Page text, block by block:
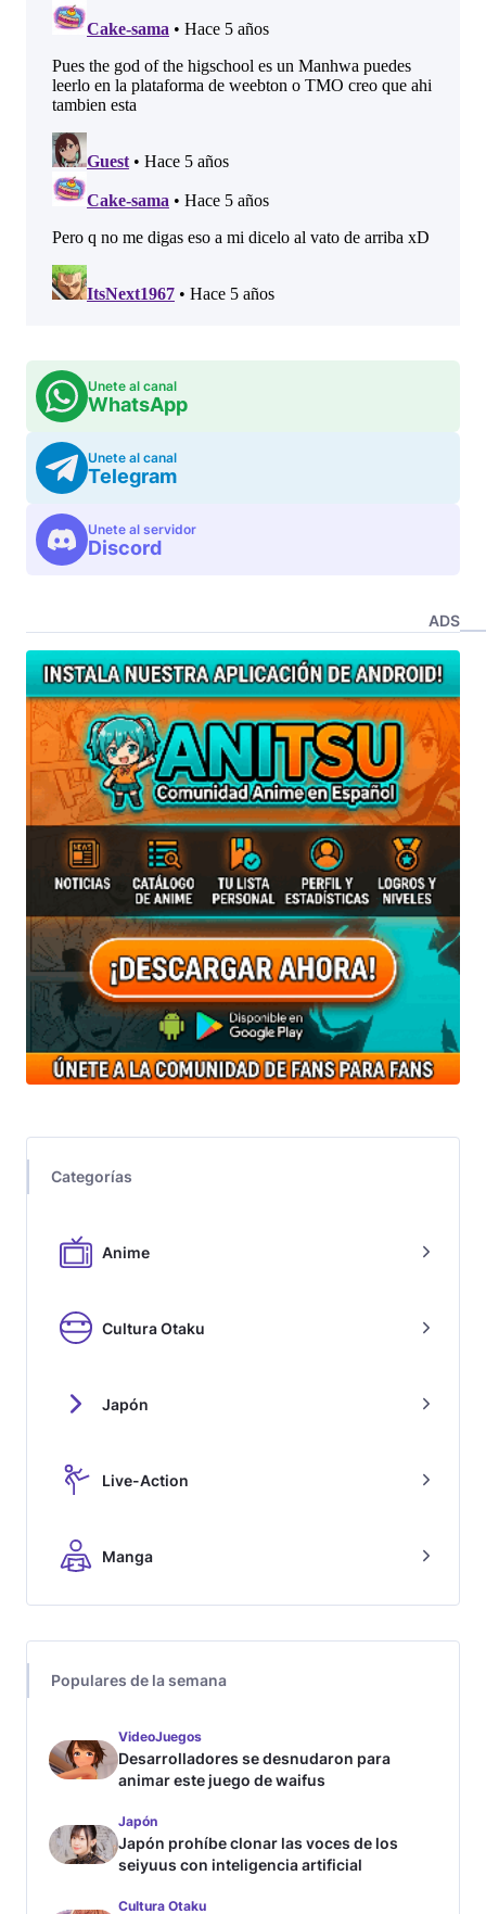
Unete al canal
WhatsApp
Unete al canal
Telegram
Unete al servidor
Discord
ADS
Categorías
Anime
Cultura Otaku
Japón
Live-Action
Manga
Populares de la semana
VideoJuegos
Desarrolladores se desnudaron para
animar este juego de waifus
Japón
Japón prohíbe clonar las voces de los
seiyuus con inteligencia artificial
Cultura Otaku